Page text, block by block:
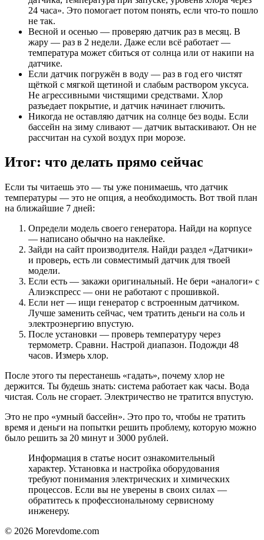
24 часа». Это помогает потом понять, если что-то пошло
не так.
Весной и осенью — проверяю датчик раз в месяц. В
жару — раз в 2 недели. Даже если всё работает —
температура может сбиться от солнца или от накипи на
датчике.
Если датчик погружён в воду — раз в год его чистят
щёткой с мягкой щетиной и слабым раствором уксуса.
Не агрессивными чистящими средствами. Хлор
разъедает покрытие, и датчик начинает глючить.
Никогда не оставляю датчик на солнце без воды. Если
бассейн на зиму сливают — датчик вытаскивают. Он не
рассчитан на сухой воздух при морозе.
Итог: что делать прямо сейчас
Если ты читаешь это — ты уже понимаешь, что датчик
температуры — это не опция, а необходимость. Вот твой план
на ближайшие 7 дней:
Определи модель своего генератора. Найди на корпусе
— написано обычно на наклейке.
Зайди на сайт производителя. Найди раздел «Датчики»
и проверь, есть ли совместимый датчик для твоей
модели.
Если есть — закажи оригинальный. Не бери «аналоги» с
Алиэкспресс — они не работают с прошивкой.
Если нет — ищи генератор с встроенным датчиком.
Лучше заменить сейчас, чем тратить деньги на соль и
электроэнергию впустую.
После установки — проверь температуру через
термометр. Сравни. Настрой диапазон. Подожди 48
часов. Измерь хлор.
После этого ты перестанешь «гадать», почему хлор не
держится. Ты будешь знать: система работает как часы. Вода
чистая. Соль не сгорает. Электричество не тратится впустую.
Это не про «умный бассейн». Это про то, чтобы не тратить
время и деньги на попытки решить проблему, которую можно
было решить за 20 минут и 3000 рублей.
Информация в статье носит ознакомительный
характер. Установка и настройка оборудования
требуют понимания электрических и химических
процессов. Если вы не уверены в своих силах —
обратитесь к профессиональному сервисному
инженеру.
© 2026 Morevdome.com